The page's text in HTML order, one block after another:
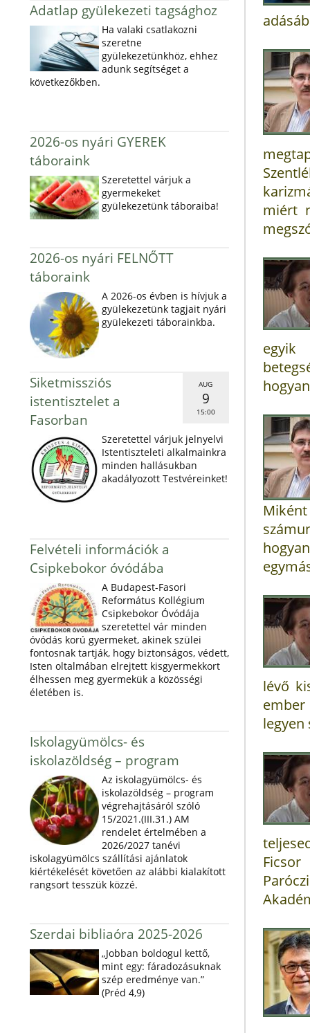
Adatlap gyülekezeti tagsághoz
Ha valaki csatlakozni
szeretne
gyülekezetünkhöz, ehhez
adunk segítséget a
következőkben.
2026-os nyári GYEREK
táboraink
Szeretettel várjuk a
gyermekeket
gyülekezetünk táboraiba!
2026-os nyári FELNŐTT
táboraink
A 2026-os évben is hívjuk a
gyülekezetünk tagjait nyári
gyülekezeti táborainkba.
AUG
9
15:00
Siketmissziós
istentisztelet a
Fasorban
Szeretettel várjuk jelnyelvi
Istentiszteleti alkalmainkra
minden hallásukban
akadályozott Testvéreinket!
Felvételi információk a
Csipkebokor óvódába
A Budapest-Fasori
Református Kollégium
Csipkebokor Óvódája
szeretettel vár minden
óvódás korú gyermeket, akinek szülei
fontosnak tartják, hogy biztonságos, védett,
Isten oltalmában elrejtett kisgyermekkort
élhessen meg gyermekük a közösségi
életében is.
Iskolagyümölcs- és
iskolazöldség – program
Az iskolagyümölcs- és
iskolazöldség – program
végrehajtásáról szóló
15/2021.(III.31.) AM
rendelet értelmében a
2026/2027 tanévi
iskolagyümölcs szállítási ajánlatok
kiértékelését követően az alábbi kialakított
rangsort tesszük közzé.
Szerdai bibliaóra 2025-2026
„Jobban boldogul kettő,
mint egy: fáradozásuknak
szép eredménye van.”
(Préd 4,9)
miért
egyik
lévő
legyen